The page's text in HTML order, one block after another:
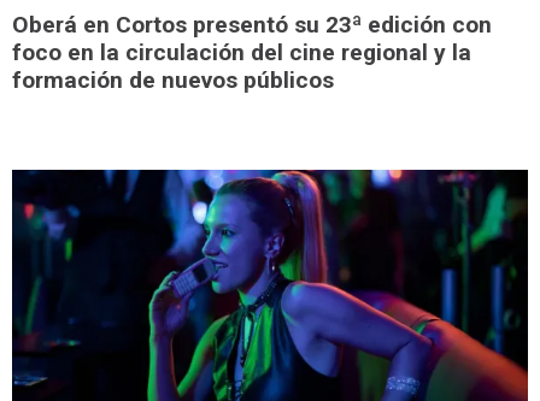
Oberá en Cortos presentó su 23ª edición con
foco en la circulación del cine regional y la
formación de nuevos públicos